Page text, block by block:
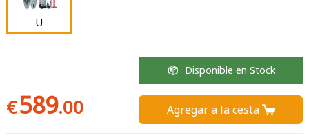
U
€589.00
Disponible en Stock
Agregar a la cesta 